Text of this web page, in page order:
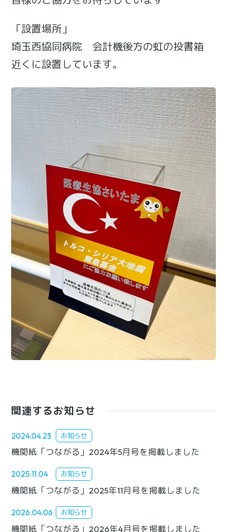
「設置場所」
埼玉西協同病院 会計機後方の虹の投書箱
近くに設置しています。
関連するお知らせ
2024.04.23 お知らせ
機関紙「つながる」2024年5月号を掲載しました
2025.11.04 お知らせ
機関紙「つながる」2025年11月号を掲載しました
2026.04.06 お知らせ
機関紙「つながる」2026年4月号を掲載しました